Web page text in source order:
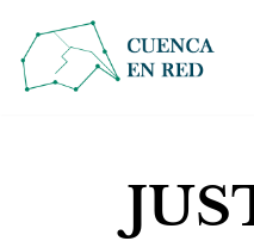
Ir
al